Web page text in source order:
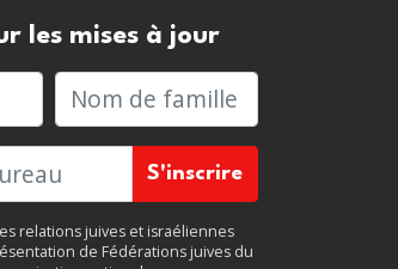
les mises à jour
Nom de famille
relations juives et israéliennes
de Fédérations juives du